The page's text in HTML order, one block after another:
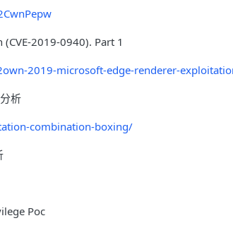
2019-0940). Part 1
2019-microsoft-edge-renderer-
析
combination-boxing/
Poc